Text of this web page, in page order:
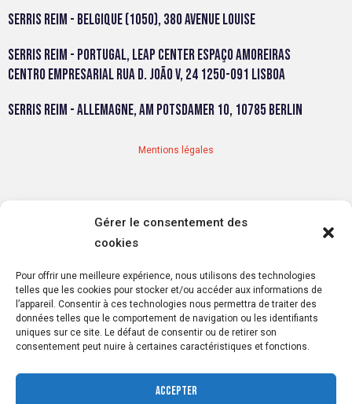
Gérer le consentement des
cookies
Pour offrir une meilleure expérience, nous utilisons des technologies
telles que les cookies pour stocker et/ou accéder aux informations de
l’appareil. Consentir à ces technologies nous permettra de traiter des
données telles que le comportement de navigation ou les identifiants
uniques sur ce site. Le défaut de consentir ou de retirer son
consentement peut nuire à certaines caractéristiques et fonctions.
Accepter
Serris Reim - Belgique (1050), 380 avenue Louise
Serris Reim - Portugal, LEAP Center Espaço Amoreiras
Centro Empresarial Rua D. João V, 24 1250-091 Lisboa
Serris Reim - Allemagne, Am Potsdamer 10, 10785 Berlin
Mentions légales
Conditions générales
Politique de cookies